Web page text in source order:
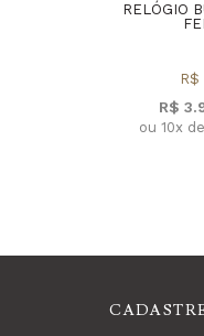
RELÓGIO
R$
ou 10x